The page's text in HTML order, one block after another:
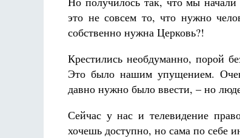
это не совсем то, что нужно
собственно нужна Церковь?!
Крестились необдуманно, порой
Это было нашим упущением.
давно нужно было ввести, – но
Сейчас у нас и телевидение
хочешь доступно, но сама по себе